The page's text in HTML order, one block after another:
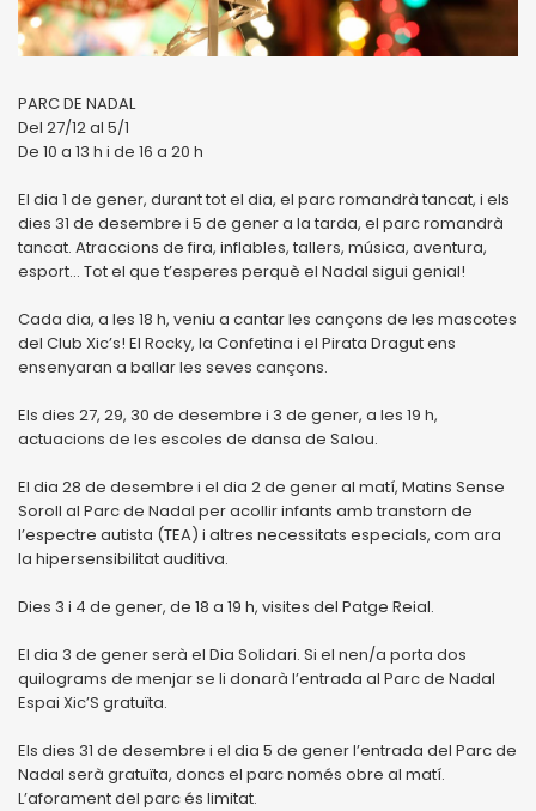
PARC DE NADAL
Del 27/12 al 5/1
De 10 a 13 h i de 16 a 20 h
El dia 1 de gener, durant tot el dia, el parc romandrà tancat, i els
dies 31 de desembre i 5 de gener a la tarda, el parc romandrà
tancat. Atraccions de fira, inflables, tallers, música, aventura,
esport... Tot el que t’esperes perquè el Nadal sigui genial!
Cada dia, a les 18 h, veniu a cantar les cançons de les mascotes
del Club Xic’s! El Rocky, la Confetina i el Pirata Dragut ens
ensenyaran a ballar les seves cançons.
Els dies 27, 29, 30 de desembre i 3 de gener, a les 19 h,
actuacions de les escoles de dansa de Salou.
El dia 28 de desembre i el dia 2 de gener al matí, Matins Sense
Soroll al Parc de Nadal per acollir infants amb transtorn de
l’espectre autista (TEA) i altres necessitats especials, com ara
la hipersensibilitat auditiva.
Dies 3 i 4 de gener, de 18 a 19 h, visites del Patge Reial.
El dia 3 de gener serà el Dia Solidari. Si el nen/a porta dos
quilograms de menjar se li donarà l’entrada al Parc de Nadal
Espai Xic’S gratuïta.
Els dies 31 de desembre i el dia 5 de gener l’entrada del Parc de
Nadal serà gratuïta, doncs el parc només obre al matí.
L’aforament del parc és limitat.